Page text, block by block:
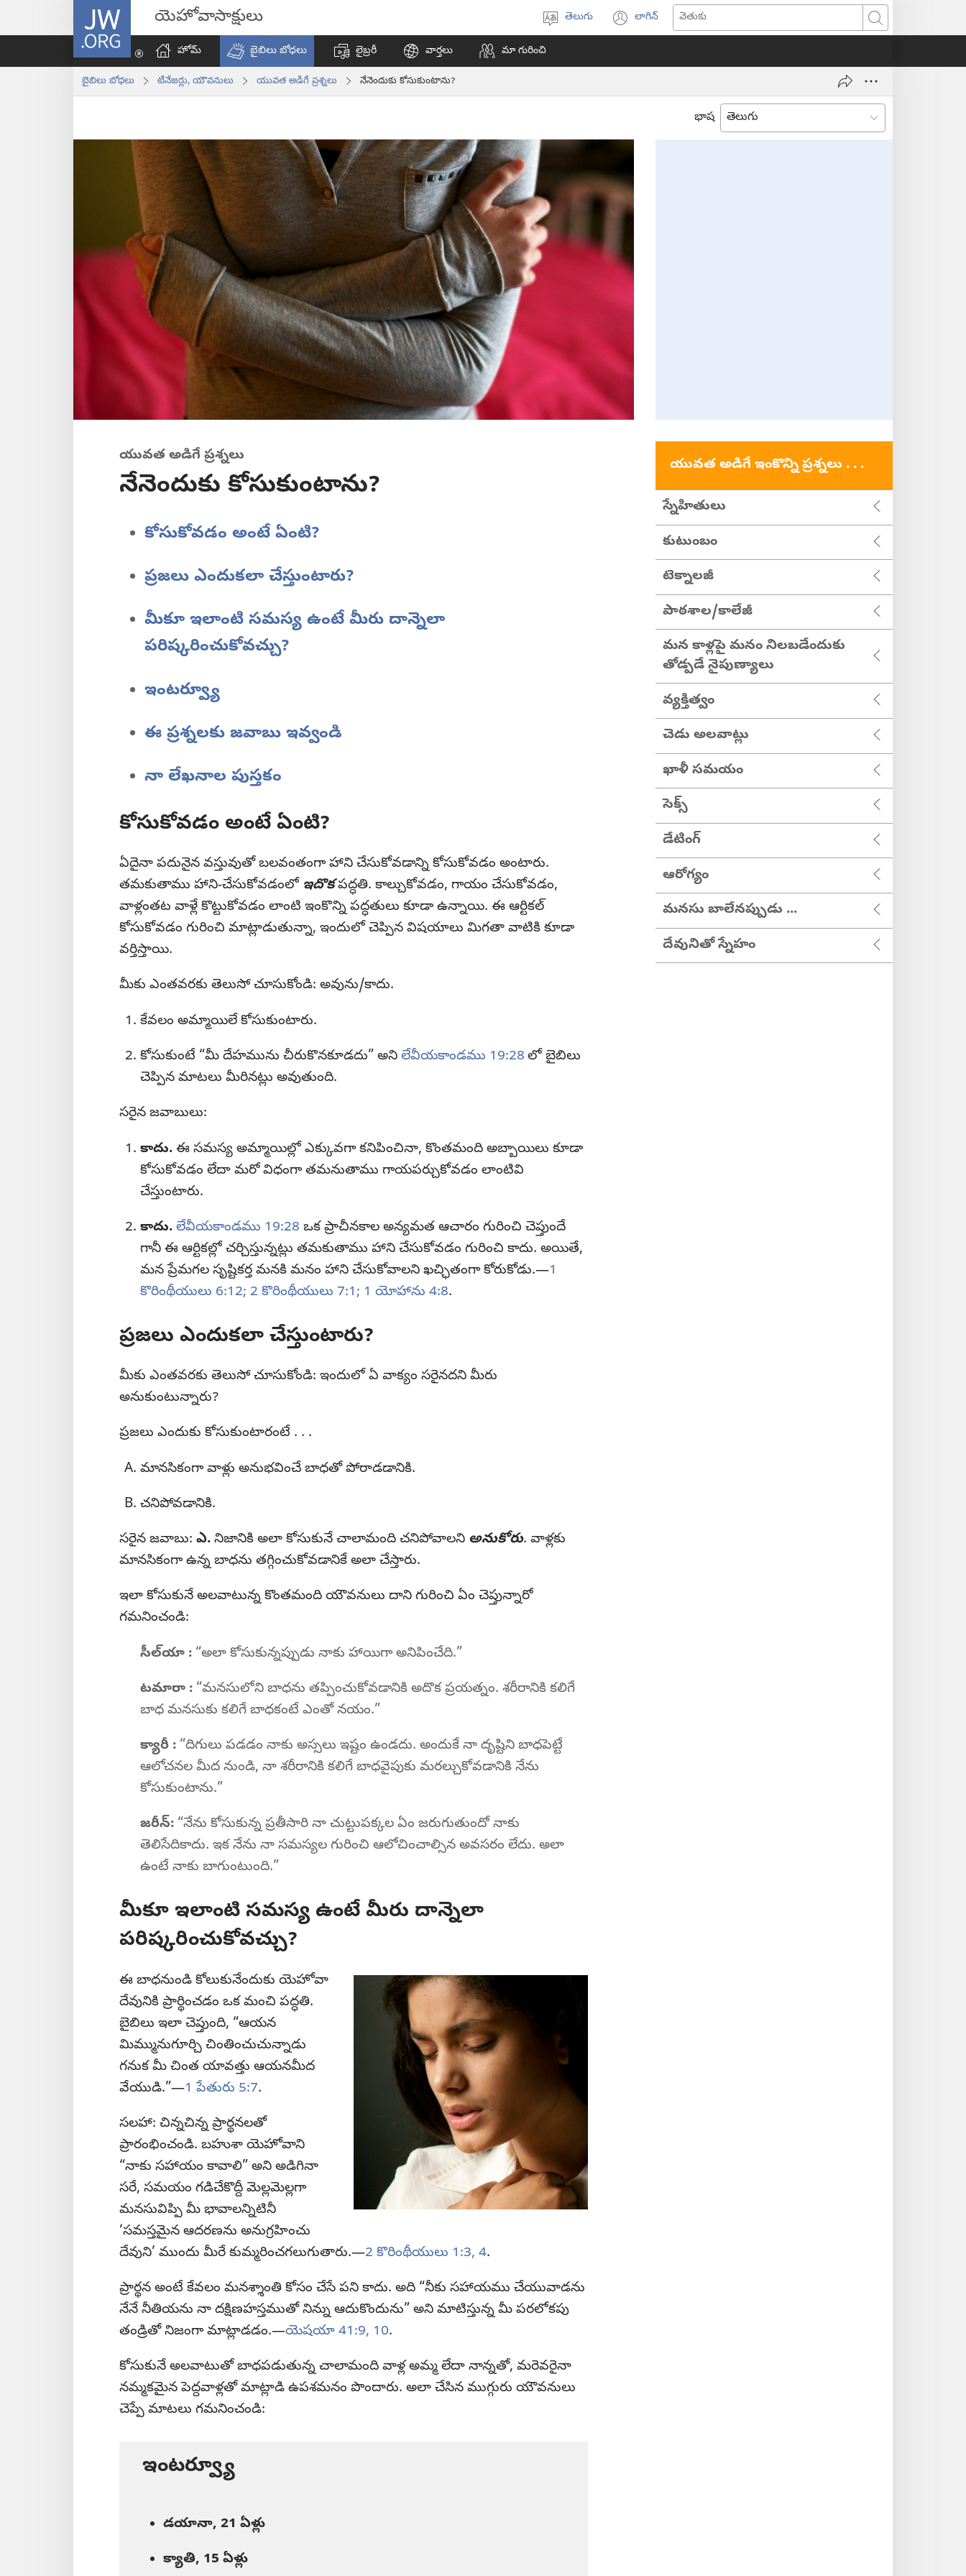
JW.ORG యెహోవాసాక్షులు
ఎంచుకోండి
తెలుగు లాగిన్
విండో
అవుతుంది)
వెతుకు
హోమ్‌
బైబిలు బోధలు లైబ్రరీ వార్తలు మా గురించి
బైబిలు బోధలు టీనేజర్లు, యౌవనులు యువత అడిగే ప్రశ్నలు నేనెందుకు కోసుకుంటాను?
భాష
యువత అడిగే ప్రశ్నలు
నేనెందుకు కోసుకుంటాను?
కోసుకోవడం అంటే ఏంటి?
ప్రజలు ఎందుకలా చేస్తుంటారు?
మీకూ ఇలాంటి సమస్య ఉంటే మీరు దాన్నెలా
పరిష్కరించుకోవచ్చు?
ఇంటర్వ్యూ
ఈ ప్రశ్నలకు జవాబు ఇవ్వండి
నా లేఖనాల పుస్తకం
కోసుకోవడం అంటే ఏంటి?
ఏదైనా పదునైన వస్తువుతో బలవంతంగా హాని చేసుకోవడాన్ని కోసుకోవడం అంటారు.
తమకుతాము హాని-చేసుకోవడంలో ఇదొకపద్ధతి. కాల్చుకోవడం, గాయం చేసుకోవడం,
వాళ్లంతట వాళ్లే కొట్టుకోవడం లాంటి ఇంకొన్ని పద్ధతులు కూడా ఉన్నాయి. ఈ ఆర్టికల్‌
కోసుకోవడం గురించి మాట్లాడుతున్నా, ఇందులో చెప్పిన విషయాలు మిగతా వాటికి కూడా
వర్తిస్తాయి.
మీకు ఎంతవరకు తెలుసో చూసుకోండి: అవును/కాదు.
కేవలం అమ్మాయిలే కోసుకుంటారు.
కోసుకుంటే “మీ దేహమును చీరుకొనకూడదు” అనిలేవీయకాండము 19:28లో బైబిలు
చెప్పిన మాటలు మీరినట్లు అవుతుంది.
సరైన జవాబులు:
కాదు.ఈ సమస్య అమ్మాయిల్లో ఎక్కువగా కనిపించినా, కొంతమంది అబ్బాయిలు కూడా
కోసుకోవడం లేదా మరో విధంగా తమనుతాము గాయపర్చుకోవడం లాంటివి
చేస్తుంటారు.
కాదు.లేవీయకాండము 19:28 ఒక ప్రాచీనకాల అన్యమత ఆచారం గురించి చెప్తుందే
గానీ ఈ ఆర్టికల్లో చర్చిస్తున్నట్లు తమకుతాము హాని చేసుకోవడం గురించి కాదు. అయితే,
మన ప్రేమగల సృష్టికర్త మనకి మనం హాని చేసుకోవాలని ఖచ్ఛితంగా కోరుకోడు.—1
కొరింథీయులు 6:12; 2 కొరింథీయులు 7:1; 1 యోహాను 4:8.
ప్రజలు ఎందుకలా చేస్తుంటారు?
మీకు ఎంతవరకు తెలుసో చూసుకోండి: ఇందులో ఏ వాక్యం సరైనదని మీరు
అనుకుంటున్నారు?
ప్రజలు ఎందుకు కోసుకుంటారంటే . . .
మానసికంగా వాళ్లు అనుభవించే బాధతో పోరాడడానికి.
చనిపోవడానికి.
సరైన జవాబు: ఎ.నిజానికి అలా కోసుకునే చాలామంది చనిపోవాలని అనుకోరు. వాళ్లకు
మానసికంగా ఉన్న బాధను తగ్గించుకోవడానికే అలా చేస్తారు.
ఇలా కోసుకునే అలవాటున్న కొంతమంది యౌవనులు దాని గురించి ఏం చెప్తున్నారో
గమనించండి:
సీల్‌యా :“అలా కోసుకున్నప్పుడు నాకు హాయిగా అనిపించేది.”
టమారా :“మనసులోని బాధను తప్పించుకోవడానికి అదొక ప్రయత్నం. శరీరానికి కలిగే
బాధ మనసుకు కలిగే బాధకంటే ఎంతో నయం.”
క్యారీ :“దిగులు పడడం నాకు అస్సలు ఇష్టం ఉండదు. అందుకే నా దృష్టిని బాధపెట్టే
ఆలోచనల మీద నుండి, నా శరీరానికి కలిగే బాధవైపుకు మరల్చుకోవడానికి నేను
కోసుకుంటాను.”
జరీన్‌:“నేను కోసుకున్న ప్రతీసారి నా చుట్టుపక్కల ఏం జరుగుతుందో నాకు
తెలిసేదికాదు. ఇక నేను నా సమస్యల గురించి ఆలోచించాల్సిన అవసరం లేదు. అలా
ఉంటే నాకు బాగుంటుంది.”
మీకూ ఇలాంటి సమస్య ఉంటే మీరు దాన్నెలా
పరిష్కరించుకోవచ్చు?
ఈ బాధనుండి కోలుకునేందుకు యెహోవా
దేవునికి ప్రార్థించడం ఒక మంచి పద్ధతి.
బైబిలు ఇలా చెప్తుంది, “ఆయన
మిమ్మునుగూర్చి చింతించుచున్నాడు
గనుక మీ చింత యావత్తు ఆయనమీద
వేయుడి.”​—1 పేతురు 5:7.
సలహా: చిన్నచిన్న ప్రార్థనలతో
ప్రారంభించండి. బహుశా యెహోవాని
“నాకు సహాయం కావాలి” అని అడిగినా
సరే, సమయం గడిచేకొద్దీ మెల్లమెల్లగా
మనసువిప్పి మీ భావాలన్నిటినీ
‘సమస్తమైన ఆదరణను అనుగ్రహించు
దేవుని’ ముందు మీరే కుమ్మరించగలుగుతారు.—2 కొరింథీయులు 1:3, 4.
ప్రార్థన అంటే కేవలం మనశ్శాంతి కోసం చేసే పని కాదు. అది “నీకు సహాయము చేయువాడను
నేనే నీతియను నా దక్షిణహస్తముతో నిన్ను ఆదుకొందును” అని మాటిస్తున్న మీ పరలోకపు
తండ్రితో నిజంగా మాట్లాడడం.—యెషయా 41:9, 10.
కోసుకునే అలవాటుతో బాధపడుతున్న చాలామంది వాళ్ల అమ్మ లేదా నాన్నతో, మరెవరైనా
నమ్మకమైన పెద్దవాళ్లతో మాట్లాడి ఉపశమనం పొందారు. అలా చేసిన ముగ్గురు యౌవనులు
చెప్పే మాటలు గమనించండి:
ఇంటర్వ్యూ
డయానా, 21 ఏళ్లు
క్యాతి, 15 ఏళ్లు
యువత అడిగే ఇంకొన్ని ప్రశ్నలు . . .
స్నేహితులు
కుటుంబం
టెక్నాలజీ
పాఠశాల/కాలేజీ
మన కాళ్లపై మనం నిలబడేందుకు
తోడ్పడే నైపుణ్యాలు
వ్యక్తిత్వం
చెడు అలవాట్లు
ఖాళీ సమయం
సెక్స్
డేటింగ్
ఆరోగ్యం
మనసు బాలేనప్పుడు ...
దేవునితో స్నేహం